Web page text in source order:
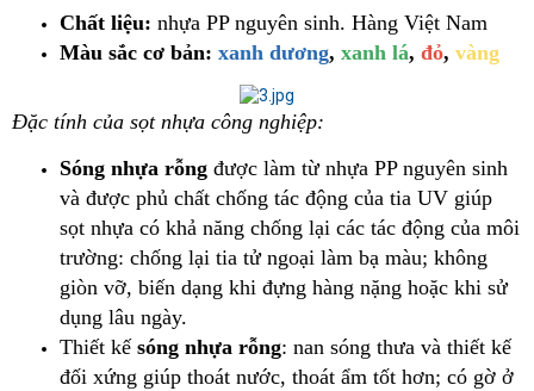
Chất liệu: nhựa PP nguyên sinh. Hàng Việt Nam
Màu sắc cơ bản: xanh dương, xanh lá, đỏ, vàng
Đặc tính của sọt nhựa công nghiệp:
Sóng nhựa rỗng được làm từ nhựa PP nguyên sinh
và được phủ chất chống tác động của tia UV giúp
sọt nhựa có khả năng chống lại các tác động của môi
trường: chống lại tia tử ngoại làm bạ màu; không
giòn vỡ, biến dạng khi đựng hàng nặng hoặc khi sử
dụng lâu ngày.
Thiết kế sóng nhựa rỗng: nan sóng thưa và thiết kế
đối xứng giúp thoát nước, thoát ẩm tốt hơn; có gờ ở